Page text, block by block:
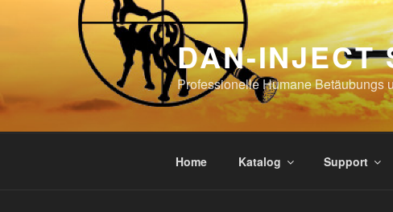
DAN-INJECT
Professionelle Humane Betäubungs
Home Katalog Support